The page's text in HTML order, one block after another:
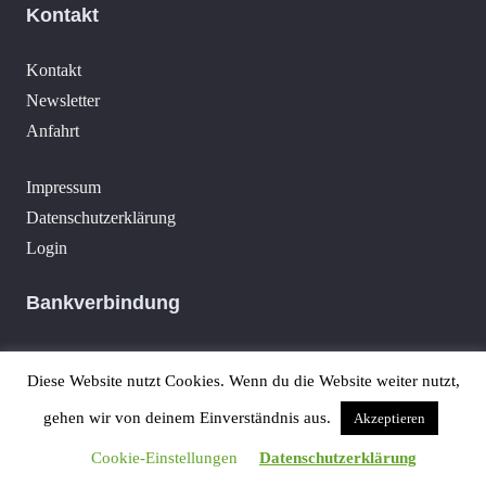
Kontakt
Kontakt
Newsletter
Anfahrt
Impressum
Datenschutzerklärung
Login
Bankverbindung
Volksbank Pur
IBAN: DE39 6619 0000 0000 2033 00
BIC: GENODE61KA1
Diese Website nutzt Cookies. Wenn du die Website weiter nutzt,
gehen wir von deinem Einverständnis aus. Akzeptieren
Cookie-Einstellungen Datenschutzerklärung